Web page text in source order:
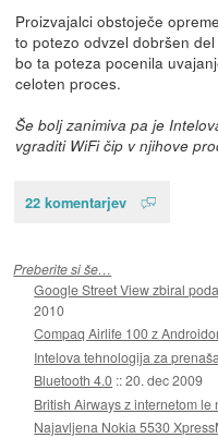
Proizvajalci obstoječe
to potezo odvzel dobršen
bo ta poteza pocenila
celoten proces.
Še bolj zanimiva pa je
vgraditi WiFi čip v njihove
22 komentarjev
Preberite si še…
Google Street View zbiral
2010
Compaq Airlife 100 z
Intelova tehnologija za
Bluetooth 4.0 ::20. dec 2009
British Airways z internetom le
Najavljena Nokia 5530